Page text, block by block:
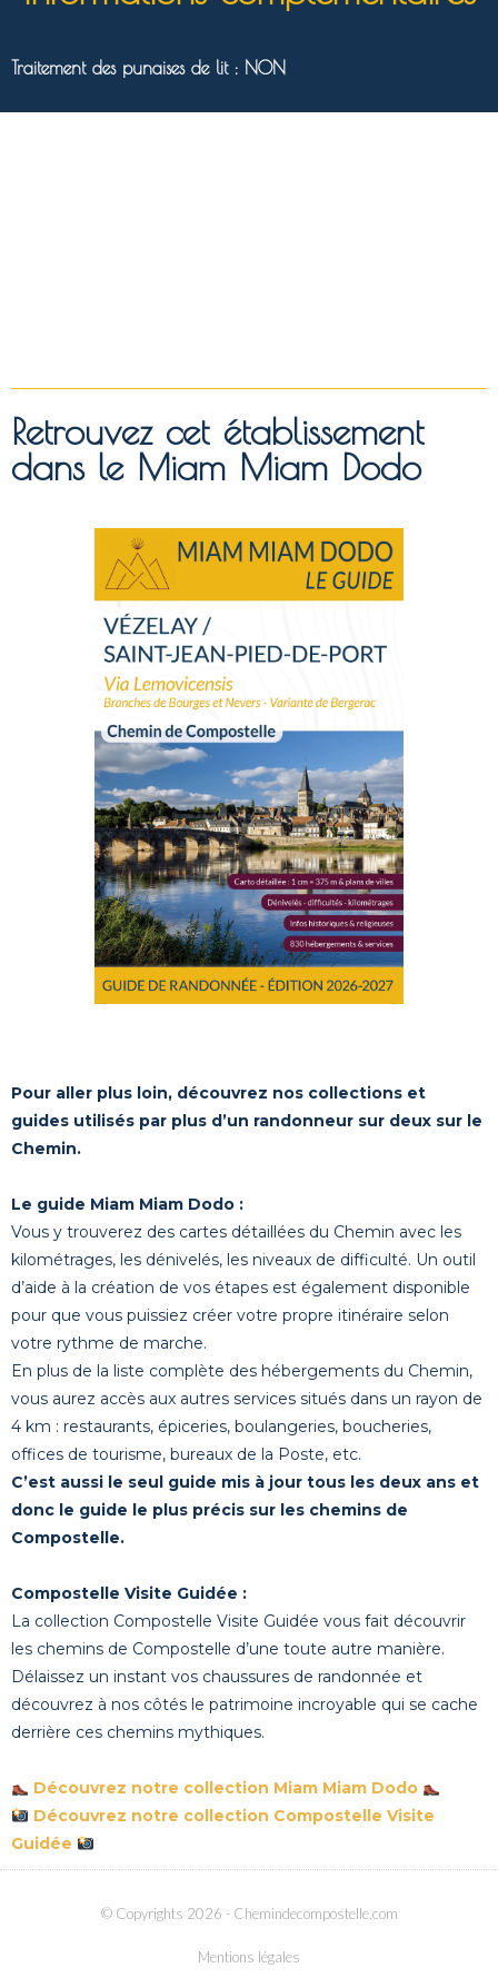
Traitement des punaises de lit : NON
Retrouvez cet établissement
dans le Miam Miam Dodo
Pour aller plus loin, découvrez nos collections et
guides utilisés par plus d’un randonneur sur deux sur le
Chemin.
Le guide Miam Miam Dodo :
Vous y trouverez des cartes détaillées du Chemin avec les
kilométrages, les dénivelés, les niveaux de difficulté. Un outil
d’aide à la création de vos étapes est également disponible
pour que vous puissiez créer votre propre itinéraire selon
votre rythme de marche.
En plus de la liste complète des hébergements du Chemin,
vous aurez accès aux autres services situés dans un rayon de
4 km : restaurants, épiceries, boulangeries, boucheries,
offices de tourisme, bureaux de la Poste, etc.
C’est aussi le seul guide mis à jour tous les deux ans et
donc le guide le plus précis sur les chemins de
Compostelle.
Compostelle Visite Guidée :
La collection Compostelle Visite Guidée vous fait découvrir
les chemins de Compostelle d’une toute autre manière.
Délaissez un instant vos chaussures de randonnée et
découvrez à nos côtés le patrimoine incroyable qui se cache
derrière ces chemins mythiques.
Découvrez notre collection Miam Miam Dodo
Découvrez notre collection Compostelle Visite
Guidée
© Copyrights 2026 - Chemindecompostelle.com
Mentions légales